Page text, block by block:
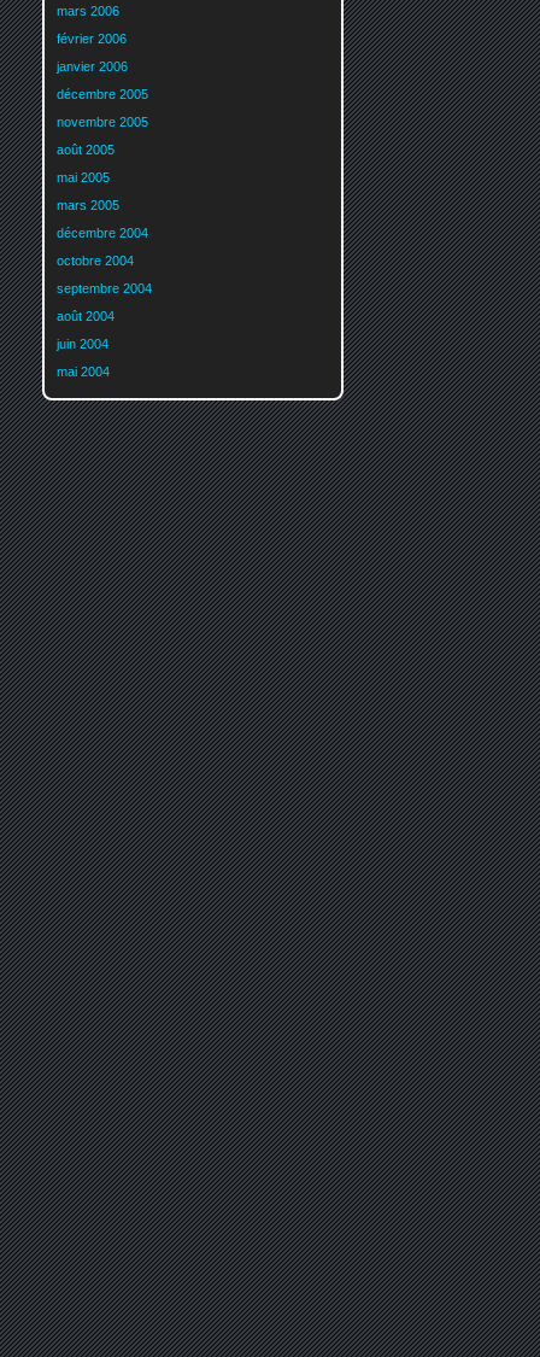
mars 2006
février 2006
janvier 2006
décembre 2005
novembre 2005
août 2005
mai 2005
mars 2005
décembre 2004
octobre 2004
septembre 2004
août 2004
juin 2004
mai 2004